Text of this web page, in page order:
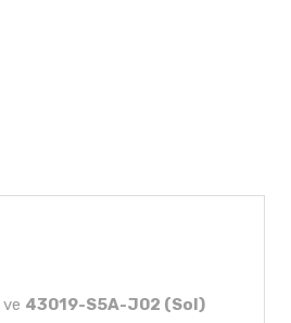
ve 43019-S5A-J02 (Sol)